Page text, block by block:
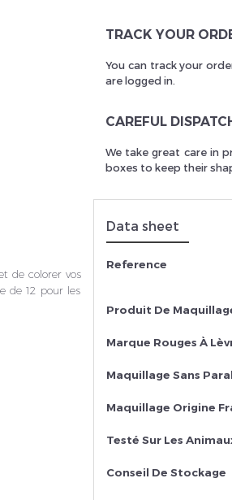
tarifs professionnel
TRACK YOUR
You can track your
are logged in.
CAREFUL
We take great care in
boxes to keep their
de colorer vos
de 12 pour les
Data sheet
Reference
Produit De
Marque Rouges À
Maquillage Sans
Maquillage Origine
Testé Sur Les
Conseil De Stockage